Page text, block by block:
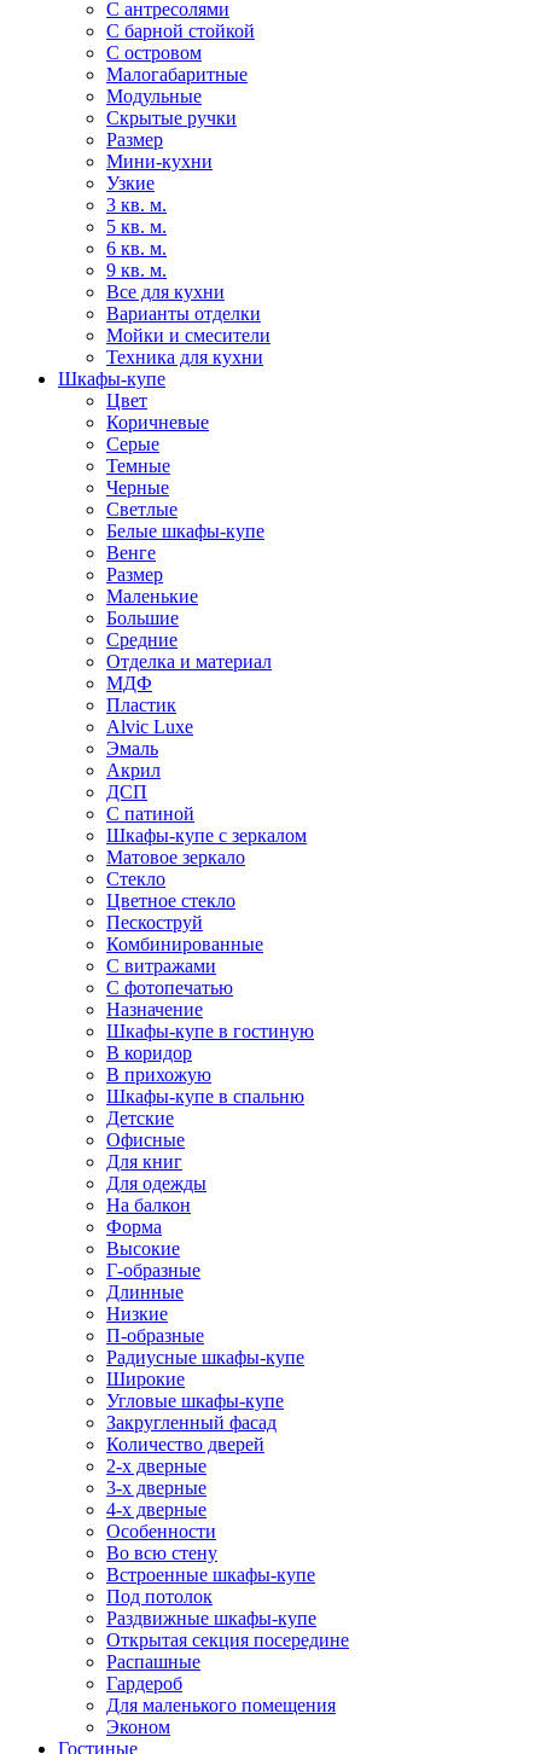
С антресолями
С барной стойкой
С островом
Малогабаритные
Модульные
Скрытые ручки
Размер
Мини-кухни
Узкие
3 кв. м.
5 кв. м.
6 кв. м.
9 кв. м.
Все для кухни
Варианты отделки
Мойки и смесители
Техника для кухни
Шкафы-купе
Цвет
Коричневые
Серые
Темные
Черные
Светлые
Белые шкафы-купе
Венге
Размер
Маленькие
Большие
Средние
Отделка и материал
МДФ
Пластик
Alvic Luxe
Эмаль
Акрил
ДСП
С патиной
Шкафы-купе с зеркалом
Матовое зеркало
Стекло
Цветное стекло
Пескоструй
Комбинированные
С витражами
С фотопечатью
Назначение
Шкафы-купе в гостиную
В коридор
В прихожую
Шкафы-купе в спальню
Детские
Офисные
Для книг
Для одежды
На балкон
Форма
Высокие
Г-образные
Длинные
Низкие
П-образные
Радиусные шкафы-купе
Широкие
Угловые шкафы-купе
Закругленный фасад
Количество дверей
2-х дверные
3-х дверные
4-х дверные
Особенности
Во всю стену
Встроенные шкафы-купе
Под потолок
Раздвижные шкафы-купе
Открытая секция посередине
Распашные
Гардероб
Для маленького помещения
Эконом
Гостиные